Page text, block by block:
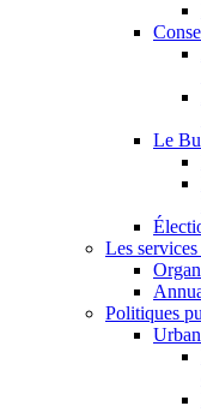
Le
Les
Politiques